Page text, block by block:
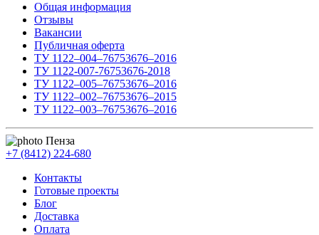
Общая информация
Отзывы
Вакансии
Публичная оферта
ТУ 1122–004–76753676–2016
ТУ 1122-007-76753676-2018
ТУ 1122–005–76753676–2016
ТУ 1122–002–76753676–2015
ТУ 1122–003–76753676–2016
Пенза
+7 (8412) 224-680
Контакты
Готовые проекты
Блог
Доставка
Оплата